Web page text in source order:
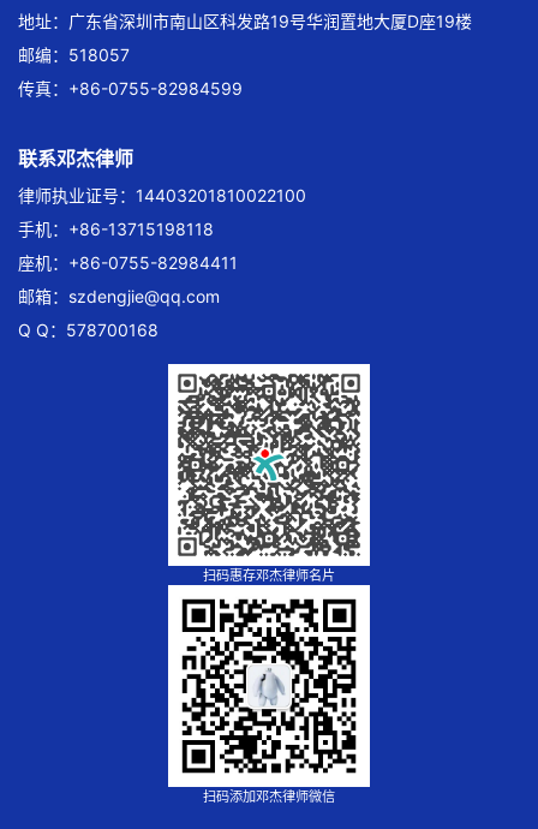
地址：广东省深圳市南山区科发路19号华润置地大厦D座19楼
邮编：518057
传真：+86-0755-82984599
联系邓杰律师
律师执业证号：14403201810022100
手机：+86-13715198118
座机：+86-0755-82984411
邮箱： szdengjie@qq.com
Q Q：578700168
扫码惠存邓杰律师名片
扫码添加邓杰律师微信